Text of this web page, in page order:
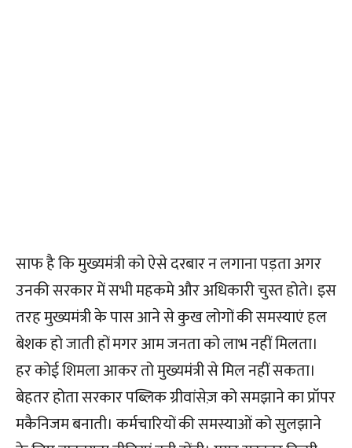
साफ है कि मुख्यमंत्री को ऐसे दरबार न लगाना पड़ता अगर
उनकी सरकार में सभी महकमे और अधिकारी चुस्त होते। इस
तरह मुख्यमंत्री के पास आने से कुख लोगों की समस्याएं हल
बेशक हो जाती हों मगर आम जनता को लाभ नहीं मिलता।
हर कोई शिमला आकर तो मुख्यमंत्री से मिल नहीं सकता।
बेहतर होता सरकार पब्लिक ग्रीवांसेज़ को समझाने का प्रॉपर
मकैनिजम बनाती। कर्मचारियों की समस्याओं को सुलझाने